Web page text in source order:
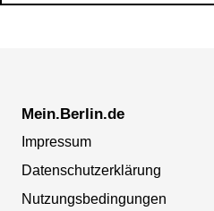
Mein.Berlin.de
Impressum
Datenschutzerklärung
Nutzungsbedingungen